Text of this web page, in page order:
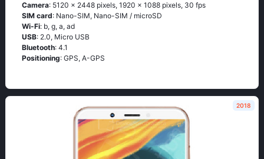
Camera: 5120 x 2448 pixels, 1920 x 1088 pixels, 30 fps
SIM card: Nano-SIM, Nano-SIM / microSD
Wi-Fi: b, g, а, аd
USB: 2.0, Micro USB
Bluetooth: 4.1
Positioning: GРS, А-GРS
2018